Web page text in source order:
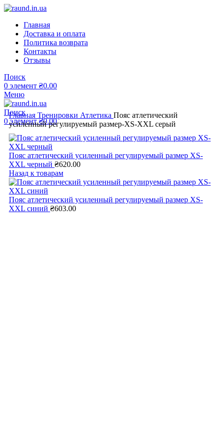
Главная
Доставка и оплата
Политика возврата
Контакты
Отзывы
Поиск
0 элемент ₴0.00
Меню
Поиск
0элемент ₴0.00
Главная Тренировки Атлетика Пояс атлетический
усиленный регулируемый размер-XS-XXL серый
Пояс атлетический усиленный регулируемый размер XS-
XXL черный ₴620.00
Назад к товарам
Пояс атлетический усиленный регулируемый размер XS-
XXL синий ₴603.00